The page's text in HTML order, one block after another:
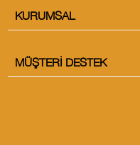
KURUMSAL
MÜŞTERI DESTEK